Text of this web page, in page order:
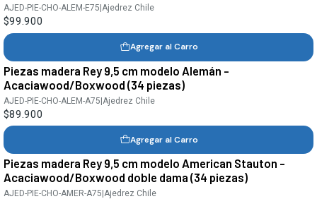
AJED-PIE-CHO-ALEM-E75 |Ajedrez Chile
$99.900
Agregar al Carro
Piezas madera Rey 9,5 cm modelo Alemán -
Acaciawood/Boxwood (34 piezas)
AJED-PIE-CHO-ALEM-A75|Ajedrez Chile
$89.900
Agregar al Carro
Piezas madera Rey 9,5 cm modelo American Stauton -
Acaciawood/Boxwood doble dama (34 piezas)
AJED-PIE-CHO-AMER-A75 |Ajedrez Chile